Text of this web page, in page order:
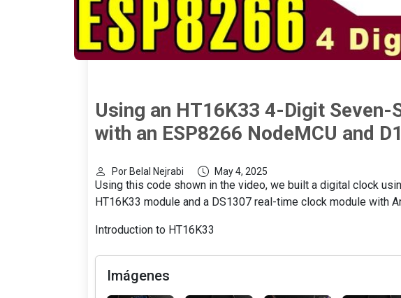
Using an HT16K33 4-Digit Seven-
with an ESP8266 NodeMCU and
Por Belal Nejrabi May 4, 2025
Using this code shown in the video, we built a digital clock
HT16K33 module and a DS1307 real-time clock module with
Introduction to HT16K33
Imágenes